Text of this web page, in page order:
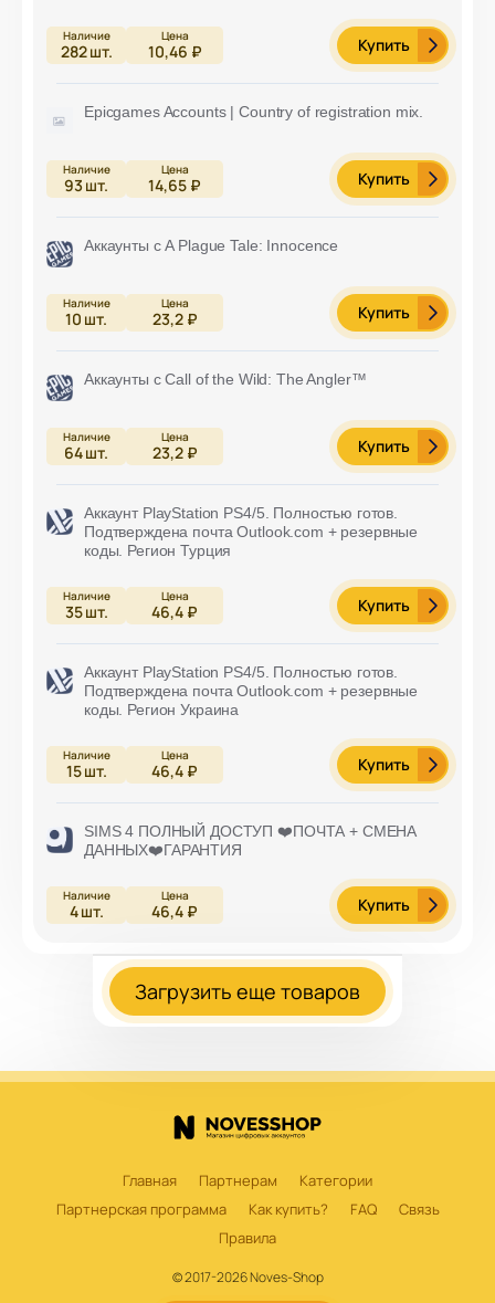
282шт. 10,46 ₽ Купить
Epicgames Accounts | Country of registration mix.
93шт. 14,65 ₽ Купить
Аккаунты с A Plague Tale: Innocence
10 шт. 23,2 ₽ Купить
Аккаунты с Call of the Wild: The Angler™
64шт. 23,2 ₽ Купить
Аккаунт PlayStation PS4/5. Полностью готов.
Подтверждена почта Outlook.com + резервные
коды. Регион Турция
35шт. 46,4 ₽ Купить
Аккаунт PlayStation PS4/5. Полностью готов.
Подтверждена почта Outlook.com + резервные
коды. Регион Украина
15шт. 46,4 ₽ Купить
SIMS 4 ПОЛНЫЙ ДОСТУП ❤️ПОЧТА + СМЕНА
ДАННЫХ❤️ГАРАНТИЯ
4шт. 46,4 ₽ Купить
Загрузить еще товаров
Главная Партнерам
Категории
Партнерская программа
Как купить? FAQ
Связь
Правила
© 2017-2026 Noves-Shop